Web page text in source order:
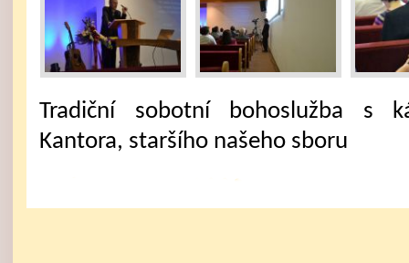
Tradiční sobotní bohoslužba s
Kantora, staršího našeho sboru